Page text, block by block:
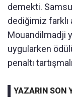
demekti.
dediğimiz farklı
Mouandilmadji
uygularken
penaltı
YAZARIN SON